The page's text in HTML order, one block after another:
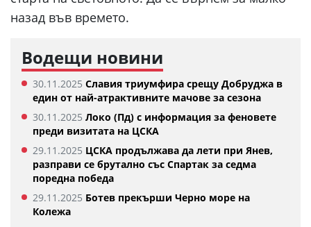
назад във времето.
Водещи новини
30.11.2025 Славия триумфира срещу Добруджа в
един от най-атрактивните мачове за сезона
30.11.2025 Локо (Пд) с информация за феновете
преди визитата на ЦСКА
29.11.2025 ЦСКА продължава да лети при Янев,
разправи се брутално със Спартак за седма
поредна победа
29.11.2025 Ботев прекърши Черно море на
Колежа